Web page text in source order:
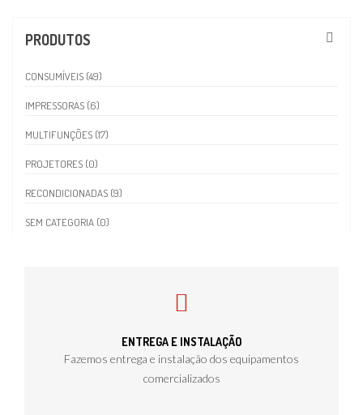
PRODUTOS
CONSUMÍVEIS (49)
IMPRESSORAS (6)
MULTIFUNÇÕES (17)
PROJETORES (0)
RECONDICIONADAS (9)
SEM CATEGORIA (0)
ENTREGA E INSTALAÇÃO
Fazemos entrega e instalação dos equipamentos
comercializados